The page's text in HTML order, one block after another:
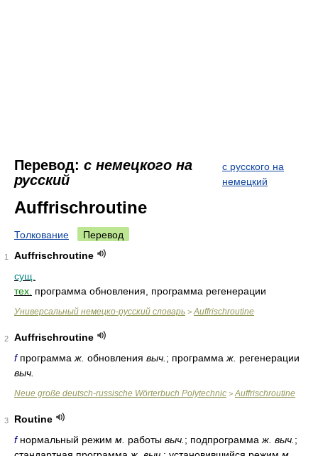
Перевод: с немецкого на
русский
с русского на
немецкий
Auffrischroutine
Толкование Перевод
1
Auffrischroutine
сущ.
тех. программа обновления, программа регенерации
Универсальный немецко-русский словарь > Auffrischroutine
2
Auffrischroutine
fпрограмма ж. обновления выч. ; программа ж. регенерации
выч.
Neue große deutsch-russische Wörterbuch Polytechnic > Auffrischroutine
3
Routine
fнормальный режим м. работы выч. ; подпрограмма ж. выч. ;